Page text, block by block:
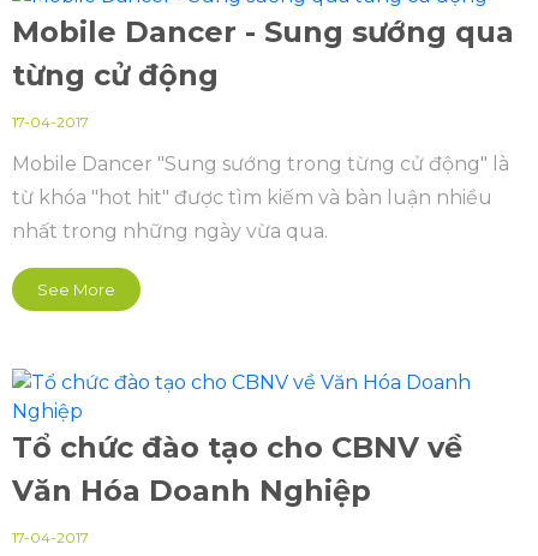
Mobile Dancer - Sung sướng qua
từng cử động
17-04-2017
Mobile Dancer "Sung sướng trong từng cử động" là
từ khóa "hot hit" được tìm kiếm và bàn luận nhiều
nhất trong những ngày vừa qua.
See More
Tổ chức đào tạo cho CBNV về
Văn Hóa Doanh Nghiệp
17-04-2017